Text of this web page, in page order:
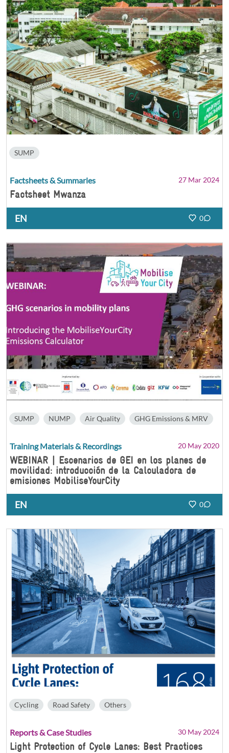
SUMP
Factsheets & Summaries 27 Mar 2024
Factsheet Mwanza
EN 0
SUMP NUMP Air Quality GHG Emissions & MRV
Training Materials & Recordings 20 May 2020
WEBINAR | Escenarios de GEI en los planes de
movilidad: introducción de la Calculadora de
emisiones MobiliseYourCity
EN 0
Cycling Road Safety Others
Reports & Case Studies 30 May 2024
Light Protection of Cycle Lanes: Best Practices